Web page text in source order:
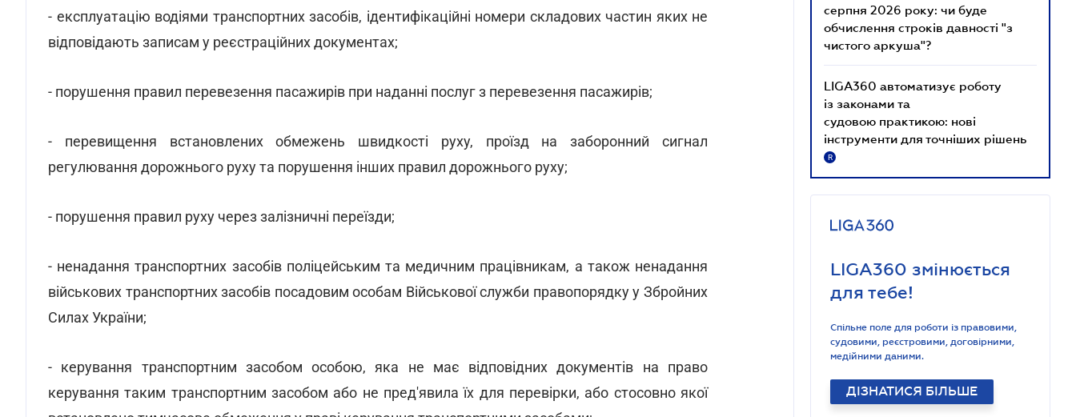
- експлуатацію водіями транспортних засобів, ідентифікаційні номери складових частин яких не
відповідають записам у реєстраційних документах;
- порушення правил перевезення пасажирів при наданні послуг з перевезення пасажирів;
- перевищення встановлених обмежень швидкості руху, проїзд на заборонний сигнал
регулювання дорожнього руху та порушення інших правил дорожнього руху;
- порушення правил руху через залізничні переїзди;
- ненадання транспортних засобів поліцейським та медичним працівникам, а також ненадання
військових транспортних засобів посадовим особам Військової служби правопорядку у Збройних
Силах України;
- керування транспортним засобом особою, яка не має відповідних документів на право
керування таким транспортним засобом або не пред'явила їх для перевірки, або стосовно якої
серпня 2026 року: чи буде
обчислення строків давності "з
чистого аркуша"?
LIGA360 автоматизує роботу
із законами та
судовою практикою: нові
інструменти для точніших рішень
R
LIGA360 змінюється
для тебе!
Спільне поле для роботи із правовими,
судовими, реєстровими, договірними,
медійними даними.
ДІЗНАТИСЯ БІЛЬШЕ